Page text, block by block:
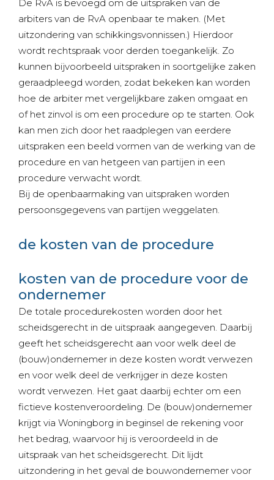
De RvA is bevoegd om de uitspraken van de
arbiters van de RvA openbaar te maken. (Met
uitzondering van schikkingsvonnissen.) Hierdoor
wordt rechtspraak voor derden toegankelijk. Zo
kunnen bijvoorbeeld uitspraken in soortgelijke zaken
geraadpleegd worden, zodat bekeken kan worden
hoe de arbiter met vergelijkbare zaken omgaat en
of het zinvol is om een procedure op te starten. Ook
kan men zich door het raadplegen van eerdere
uitspraken een beeld vormen van de werking van de
procedure en van hetgeen van partijen in een
procedure verwacht wordt.
Bij de openbaarmaking van uitspraken worden
persoonsgegevens van partijen weggelaten.
de kosten van de procedure
kosten van de procedure voor de
ondernemer
De totale procedurekosten worden door het
scheidsgerecht in de uitspraak aangegeven. Daarbij
geeft het scheidsgerecht aan voor welk deel de
(bouw)ondernemer in deze kosten wordt verwezen
en voor welk deel de verkrijger in deze kosten
wordt verwezen. Het gaat daarbij echter om een
fictieve kostenveroordeling. De (bouw)ondernemer
krijgt via Woningborg in beginsel de rekening voor
het bedrag, waarvoor hij is veroordeeld in de
uitspraak van het scheidsgerecht. Dit lijdt
uitzondering in het geval de bouwondernemer voor